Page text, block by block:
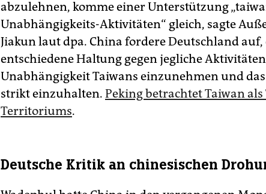
abzulehnen, komme einer Unterstützung
Unabhängigkeits-Aktivitäten“ gleich, sagte
Jiakun laut dpa. China fordere Deutschland
entschiedene Haltung gegen jegliche
Unabhängigkeit Taiwans einzunehmen und
strikt einzuhalten. Peking betrachtet Taiwan als
Territoriums.
Deutsche Kritik an chinesischen